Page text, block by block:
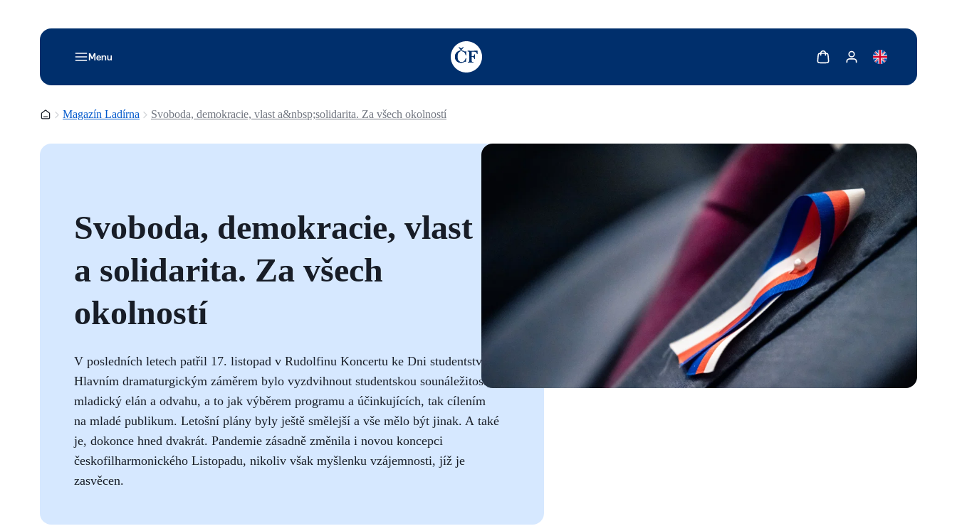
Menu
TODO: Add description for reader
Zobrazit košíkZobrazit můj účet
Domovská stránka
Magazín Ladírna Svoboda, demokracie, vlast a&nbsp;solidarita. Za všech okolností
Svoboda, demokracie, vlast
a solidarita. Za všech
okolností
V posledních letech patřil 17. listopad v Rudolfinu Koncertu ke Dni studentstva.
Hlavním dramaturgickým záměrem bylo vyzdvihnout studentskou sounáležitost,
mladický elán a odvahu, a to jak výběrem programu a účinkujících, tak cílením
na mladé publikum. Letošní plány byly ještě smělejší a vše mělo být jinak. A také
je, dokonce hned dvakrát. Pandemie zásadně změnila i novou koncepci
českofilharmonického Listopadu, nikoliv však myšlenku vzájemnosti, jíž je
zasvěcen.